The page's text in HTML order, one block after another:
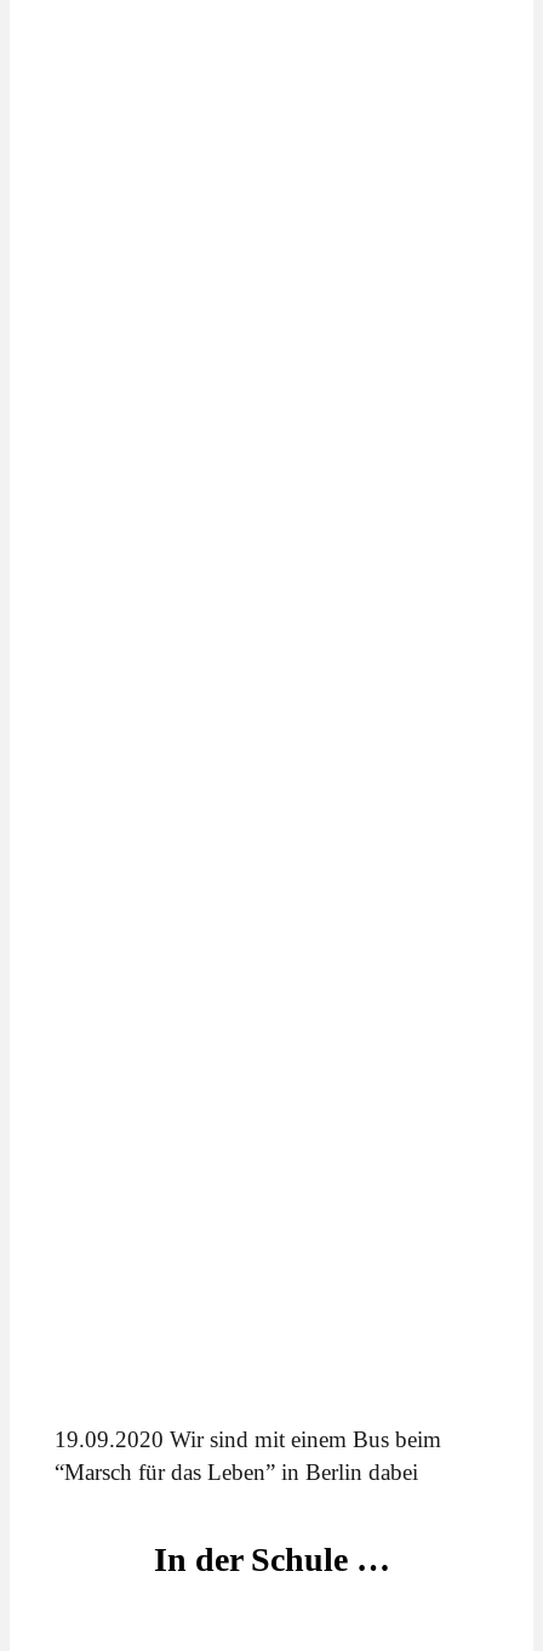
19.09.2020 Wir sind mit einem Bus beim
“Marsch für das Leben” in Berlin dabei
In der Schule …